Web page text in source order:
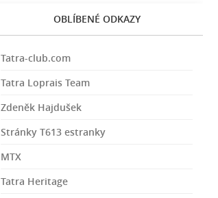
OBLÍBENÉ ODKAZY
Tatra-club.com
Tatra Loprais Team
Zdeněk Hajdušek
Stránky T613 estranky
MTX
Tatra Heritage